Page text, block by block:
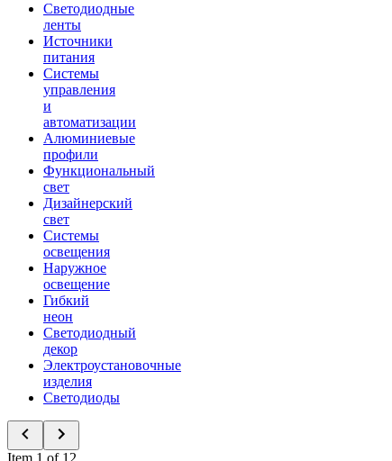
Светодиодные
ленты
Источники
питания
Системы
управления
и
автоматизации
Алюминиевые
профили
Функциональный
свет
Дизайнерский
свет
Системы
освещения
Наружное
освещение
Гибкий
неон
Светодиодный
декор
Электроустановочные
изделия
Светодиоды
Item 1 of 12